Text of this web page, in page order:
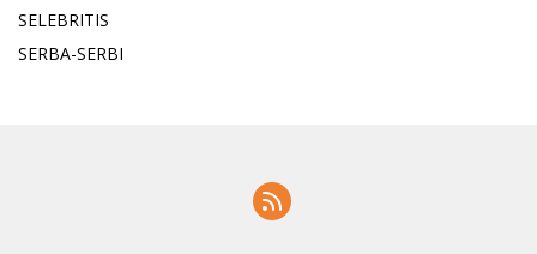
SELEBRITIS
SERBA-SERBI